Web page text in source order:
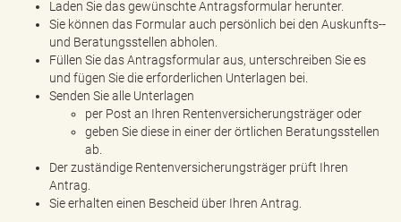
Laden Sie das gewünschte Antragsformular herunter.
Sie können das Formular auch persönlich bei den Auskunfts-­
und Beratungsstellen abholen.
Füllen Sie das Antragsformular aus, unterschreiben Sie es
und fügen Sie die erforderlichen Unterlagen bei.
Senden Sie alle Unterlagen
per Post an Ihren Rentenversicherungsträger oder
geben Sie diese in einer der örtlichen Beratungsstellen
ab.
Der zuständige Rentenversicherungsträger prüft Ihren
Antrag.
Sie erhalten einen Bescheid über Ihren Antrag.